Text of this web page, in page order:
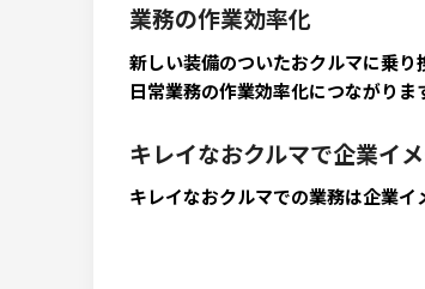
業務の作業効率化
新しい装備のついたおクルマに乗り
日常業務の作業効率化につながりま
キレイなおクルマで企業イ
キレイなおクルマでの業務は企業イ